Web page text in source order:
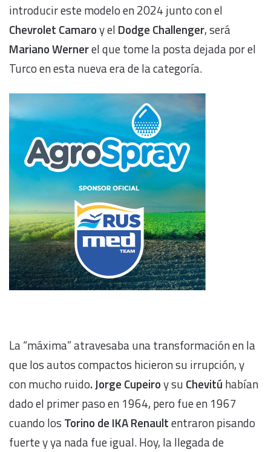
introducir este modelo en 2024 junto con el
Chevrolet Camaroy el Dodge Challenger, será
Mariano Wernerel que tome la posta dejada por el
Turco en esta nueva era de la categoría.
La “máxima” atravesaba una transformación en la
que los autos compactos hicieron su irrupción, y
con mucho ruido. Jorge Cupeiroy su Chevitú habían
dado el primer paso en 1964, pero fue en 1967
cuando los Torino de IKA Renaultentraron pisando
fuerte y ya nada fue igual. Hoy, la llegada de